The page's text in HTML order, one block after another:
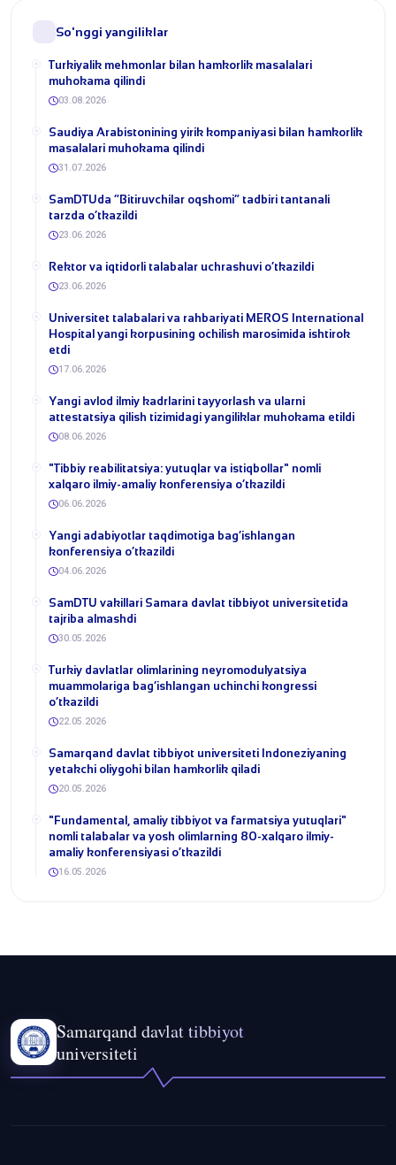
So'nggi yangiliklar
Turkiyalik mehmonlar bilan hamkorlik masalalari
muhokama qilindi
03.08.2026
​Saudiya Arabistonining yirik kompaniyasi bilan hamkorlik
masalalari muhokama qilindi
31.07.2026
​SamDTUda “Bitiruvchilar oqshomi” tadbiri tantanali
tarzda o‘tkazildi
23.06.2026
​Rektor va iqtidorli talabalar uchrashuvi o‘tkazildi
23.06.2026
Universitet talabalari va rahbariyati MEROS International
Hospital yangi korpusining ochilish marosimida ishtirok
etdi
17.06.2026
Yangi avlod ilmiy kadrlarini tayyorlash va ularni
attestatsiya qilish tizimidagi yangiliklar muhokama etildi
08.06.2026
​"Tibbiy reabilitatsiya: yutuqlar va istiqbollar" nomli
xalqaro ilmiy-amaliy konferensiya o‘tkazildi
06.06.2026
​Yangi adabiyotlar taqdimotiga bag‘ishlangan
konferensiya o‘tkazildi
04.06.2026
SamDTU vakillari Samara davlat tibbiyot universitetida
tajriba almashdi
30.05.2026
​Turkiy davlatlar olimlarining neyromodulyatsiya
muammolariga bag‘ishlangan uchinchi kongressi
o‘tkazildi
22.05.2026
Samarqand davlat tibbiyot universiteti Indoneziyaning
yetakchi oliygohi bilan hamkorlik qiladi
20.05.2026
​"Fundamental, amaliy tibbiyot va farmatsiya yutuqlari"
nomli talabalar va yosh olimlarning 80-xalqaro ilmiy-
amaliy konferensiyasi o‘tkazildi
16.05.2026
Samarqand davlat tibbiyot
universiteti